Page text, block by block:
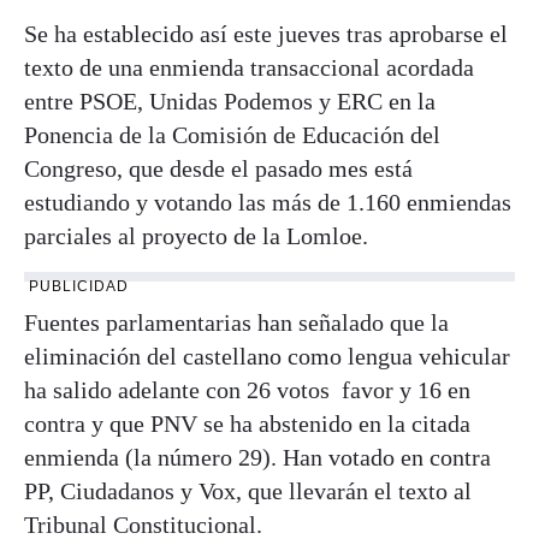
Se ha establecido así este jueves tras aprobarse el
texto de una enmienda transaccional acordada
entre PSOE, Unidas Podemos y ERC en la
Ponencia de la Comisión de Educación del
Congreso, que desde el pasado mes está
estudiando y votando las más de 1.160 enmiendas
parciales al proyecto de la Lomloe.
PUBLICIDAD
Fuentes parlamentarias han señalado que la
eliminación del castellano como lengua vehicular
ha salido adelante con 26 votos favor y 16 en
contra y que PNV se ha abstenido en la citada
enmienda (la número 29). Han votado en contra
PP, Ciudadanos y Vox, que llevarán el texto al
Tribunal Constitucional.